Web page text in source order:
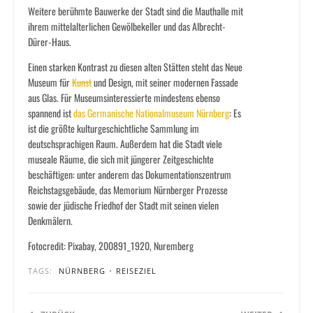
Weitere berühmte Bauwerke der Stadt sind die Mauthalle mit
ihrem mittelalterlichen Gewölbekeller und das Albrecht-
Dürer-Haus.
Einen starken Kontrast zu diesen alten Stätten steht das Neue
Museum fürKunstund Design, mit seiner modernen Fassade
aus Glas. Für Museumsinteressierte mindestens ebenso
spannend istdas Germanische Nationalmuseum Nürnberg: Es
ist die größte kulturgeschichtliche Sammlung im
deutschsprachigen Raum. Außerdem hat die Stadt viele
museale Räume, die sich mit jüngerer Zeitgeschichte
beschäftigen: unter anderem das Dokumentationszentrum
Reichstagsgebäude, das Memorium Nürnberger Prozesse
sowie der jüdische Friedhof der Stadt mit seinen vielen
Denkmälern.
Fotocredit: Pixabay, 200891_1920, Nuremberg
TAGS: NÜRNBERG • REISEZIEL